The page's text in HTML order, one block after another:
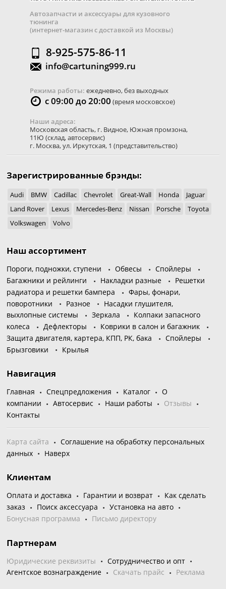
Автозапчасти и аксессуары для кузовного
тюнинга
(интернет-магазин с доставкой из Москвы)
8-925-575-86-11
info@cartuning999.ru
Режима работы: ежедневно, без выходных
с 09:00 до 20:00 (время московское)
Наши адреса:
Московская область, г. Видное, Южная промзона,
11Ю (склад, автосервис)
г. Москва,ул. Иркутская, 1 (представительство)
Зарегистрированные брэнды:
Audi BMW Cadillac Chevrolet Great-Wall Honda
Jaguar
Land Rover
Lexus Mercedes-Benz Nissan Porsche
Toyota
Volkswagen
Volvo
Наш ассортимент
Пороги, подножки, ступени Обвесы
Спойлеры
Багажники и рейлинги
Накладки разные
Решетки
радиатора и решетки бампера
Фары, фонари,
поворотники
Разное
Насадки глушителя,
выхлопные системы
Зеркала
Колпаки запасного
колеса
Дефлекторы
Коврики в салон и багажник
Защита двигателя, картера, КПП, РК, бака
Спойлеры
Брызговики
Крылья
Навигация
Главная Спецпредложения Каталог
О
компании
Автосервис Наши работы
Отзывы
Контакты
Карта сайта
Соглашение на обработку персональных
данных
Наверх
Клиентам
Оплата и доставка Гарантии и возврат
Как сделать
заказ
Поиск аксессуара
Установка на авто
Бонусная программа
Письмо директору
Партнерам
Юридические реквизиты
Сотрудничество и опт
Агентское вознаграждение
Скачать прайс Реклама